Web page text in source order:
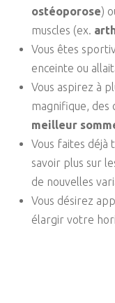
ostéoporose)
muscles (ex.
Vous êtes
enceinte ou
Vous aspirez à
magnifique,
meilleur
Vous faites déjà
savoir plus sur
de nouvelles
Vous désirez
élargir votre